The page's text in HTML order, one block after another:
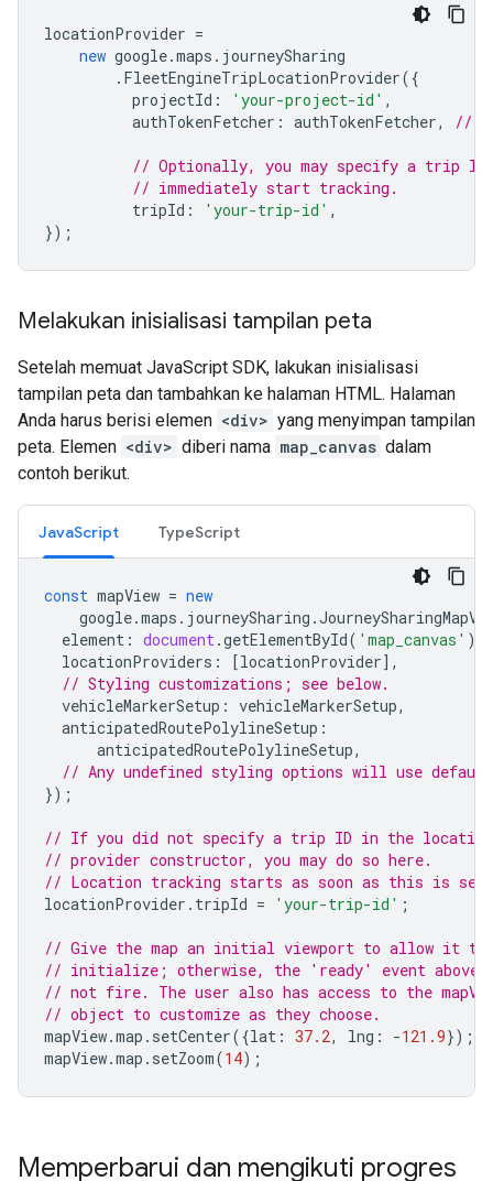
locationProvider =
new google.maps . journeySharing
. FleetEngineTripLocationProvider({
projectId : 'your-project-id' ,
authTokenFetcher : authTokenFetcher, //
// Optionally, you may specify a trip ID
// immediately start tracking.
tripId : 'your-trip-id' ,
});
Melakukan inisialisasi tampilan peta
Setelah memuat JavaScript SDK, lakukan inisialisasi
tampilan peta dan tambahkan ke halaman HTML. Halaman
Anda harus berisi elemen <div> yang menyimpan tampilan
peta. Elemen <div> diberi nama map_canvas dalam
contoh berikut.
JavaScript TypeScript
const mapView = new
google.maps . journeySharing .
element : document.getElementById( 'map_canvas' ),
locationProviders : [locationProvider],
// Styling customizations; see below.
vehicleMarkerSetup : vehicleMarkerSetup,
anticipatedRoutePolylineSetup :
anticipatedRoutePolylineSetup,
// Any undefined styling options will use
});
// If you did not specify a trip ID in the location
// provider constructor, you may do so here.
// Location tracking starts as soon as this is set.
locationProvider . tripId = 'your-trip-id' ;
// Give the map an initial viewport to allow it to
// initialize; otherwise, the 'ready' event above
// not fire. The user also has access to the
// object to customize as they choose.
mapView.map . setCenter({lat : 37.2, lng : -121.9});
mapView.map . setZoom(14);
Memperbarui dan mengikuti progres